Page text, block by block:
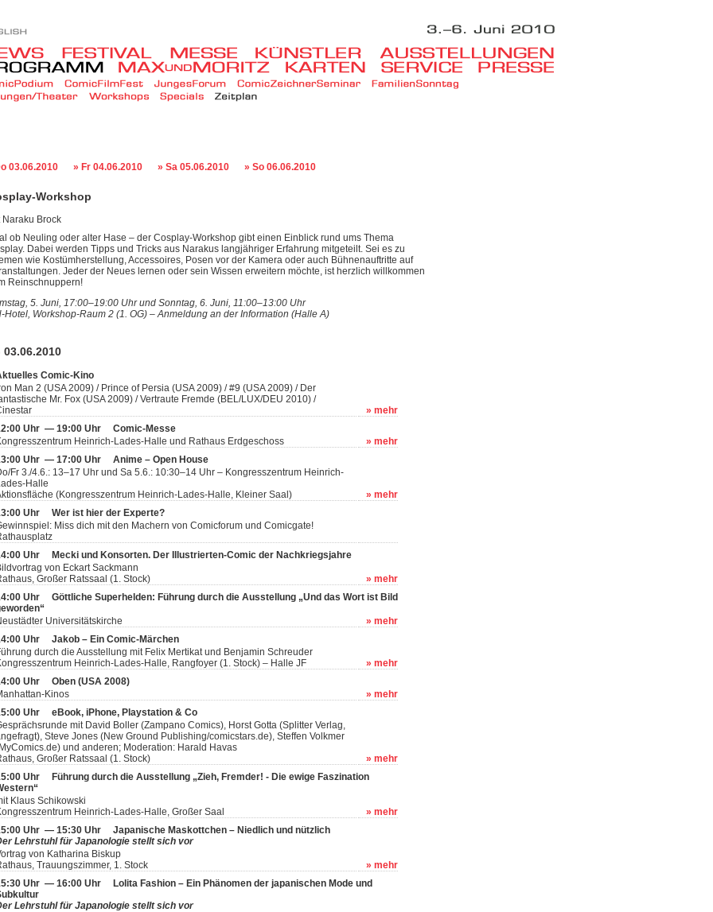
03.06.2010 » Fr 04.06.2010 » Sa 05.06.2010 » So 06.06.2010
Workshop
Naraku Brock
ob Neuling oder alter Hase – der Cosplay-Workshop gibt einen Einblick rund ums Thema
Dabei werden Tipps und Tricks aus Narakus langjähriger Erfahrung mitgeteilt. Sei es zu
wie Kostümherstellung, Accessoires, Posen vor der Kamera oder auch Bühnenauftritte auf
Jeder der Neues lernen oder sein Wissen erweitern möchte, ist herzlich willkommen
Reinschnuppern!
5. Juni, 17:00–19:00 Uhr und Sonntag, 6. Juni, 11:00–13:00 Uhr
Hotel, Workshop-Raum 2 (1. OG) – Anmeldung an der Information (Halle A)
03.06.2010
Comic-Kino
Man 2 (USA 2009) / Prince of Persia (USA 2009) / #9 (USA 2009) / Der
Mr. Fox (USA 2009) / Vertraute Fremde (BEL/LUX/DEU 2010) /
» mehr
Uhr — 19:00 Uhr Comic-Messe
Heinrich-Lades-Halle und Rathaus Erdgeschoss
» mehr
Uhr — 17:00 Uhr Anime – Open House
Fr 3./4.6.: 13–17 Uhr und Sa 5.6.: 10:30–14 Uhr – Kongresszentrum Heinrich-
Halle
(Kongresszentrum Heinrich-Lades-Halle, Kleiner Saal)
» mehr
Uhr Wer ist hier der Experte?
Miss dich mit den Machern von Comicforum und Comicgate!
Uhr
Mecki und Konsorten. Der Illustrierten-Comic der Nachkriegsjahre
von Eckart Sackmann
Großer Ratssaal (1. Stock)
» mehr
Uhr Göttliche Superhelden: Führung durch die Ausstellung „Und das Wort ist Bild
Universitätskirche
» mehr
Uhr Jakob – Ein Comic-Märchen
durch die Ausstellung mit Felix Mertikat und Benjamin Schreuder
Heinrich-Lades-Halle, Rangfoyer (1. Stock) – Halle JF
» mehr
Uhr Oben (USA 2008)
Kinos
» mehr
Uhr eBook, iPhone, Playstation & Co
mit David Boller (Zampano Comics), Horst Gotta (Splitter Verlag,
Steve Jones (New Ground Publishing/comicstars.de), Steffen Volkmer
und anderen; Moderation: Harald Havas
Großer Ratssaal (1. Stock)
» mehr
Uhr
Führung durch die Ausstellung „Zieh, Fremder! - Die ewige Faszination
Klaus Schikowski
Heinrich-Lades-Halle, Großer Saal
» mehr
Uhr — 15:30 Uhr Japanische Maskottchen – Niedlich und nützlich
Lehrstuhl für Japanologie stellt sich vor
von Katharina Biskup
Trauungszimmer, 1. Stock
» mehr
Uhr — 16:00 Uhr
Lolita Fashion – Ein Phänomen der japanischen Mode und
Lehrstuhl für Japanologie stellt sich vor